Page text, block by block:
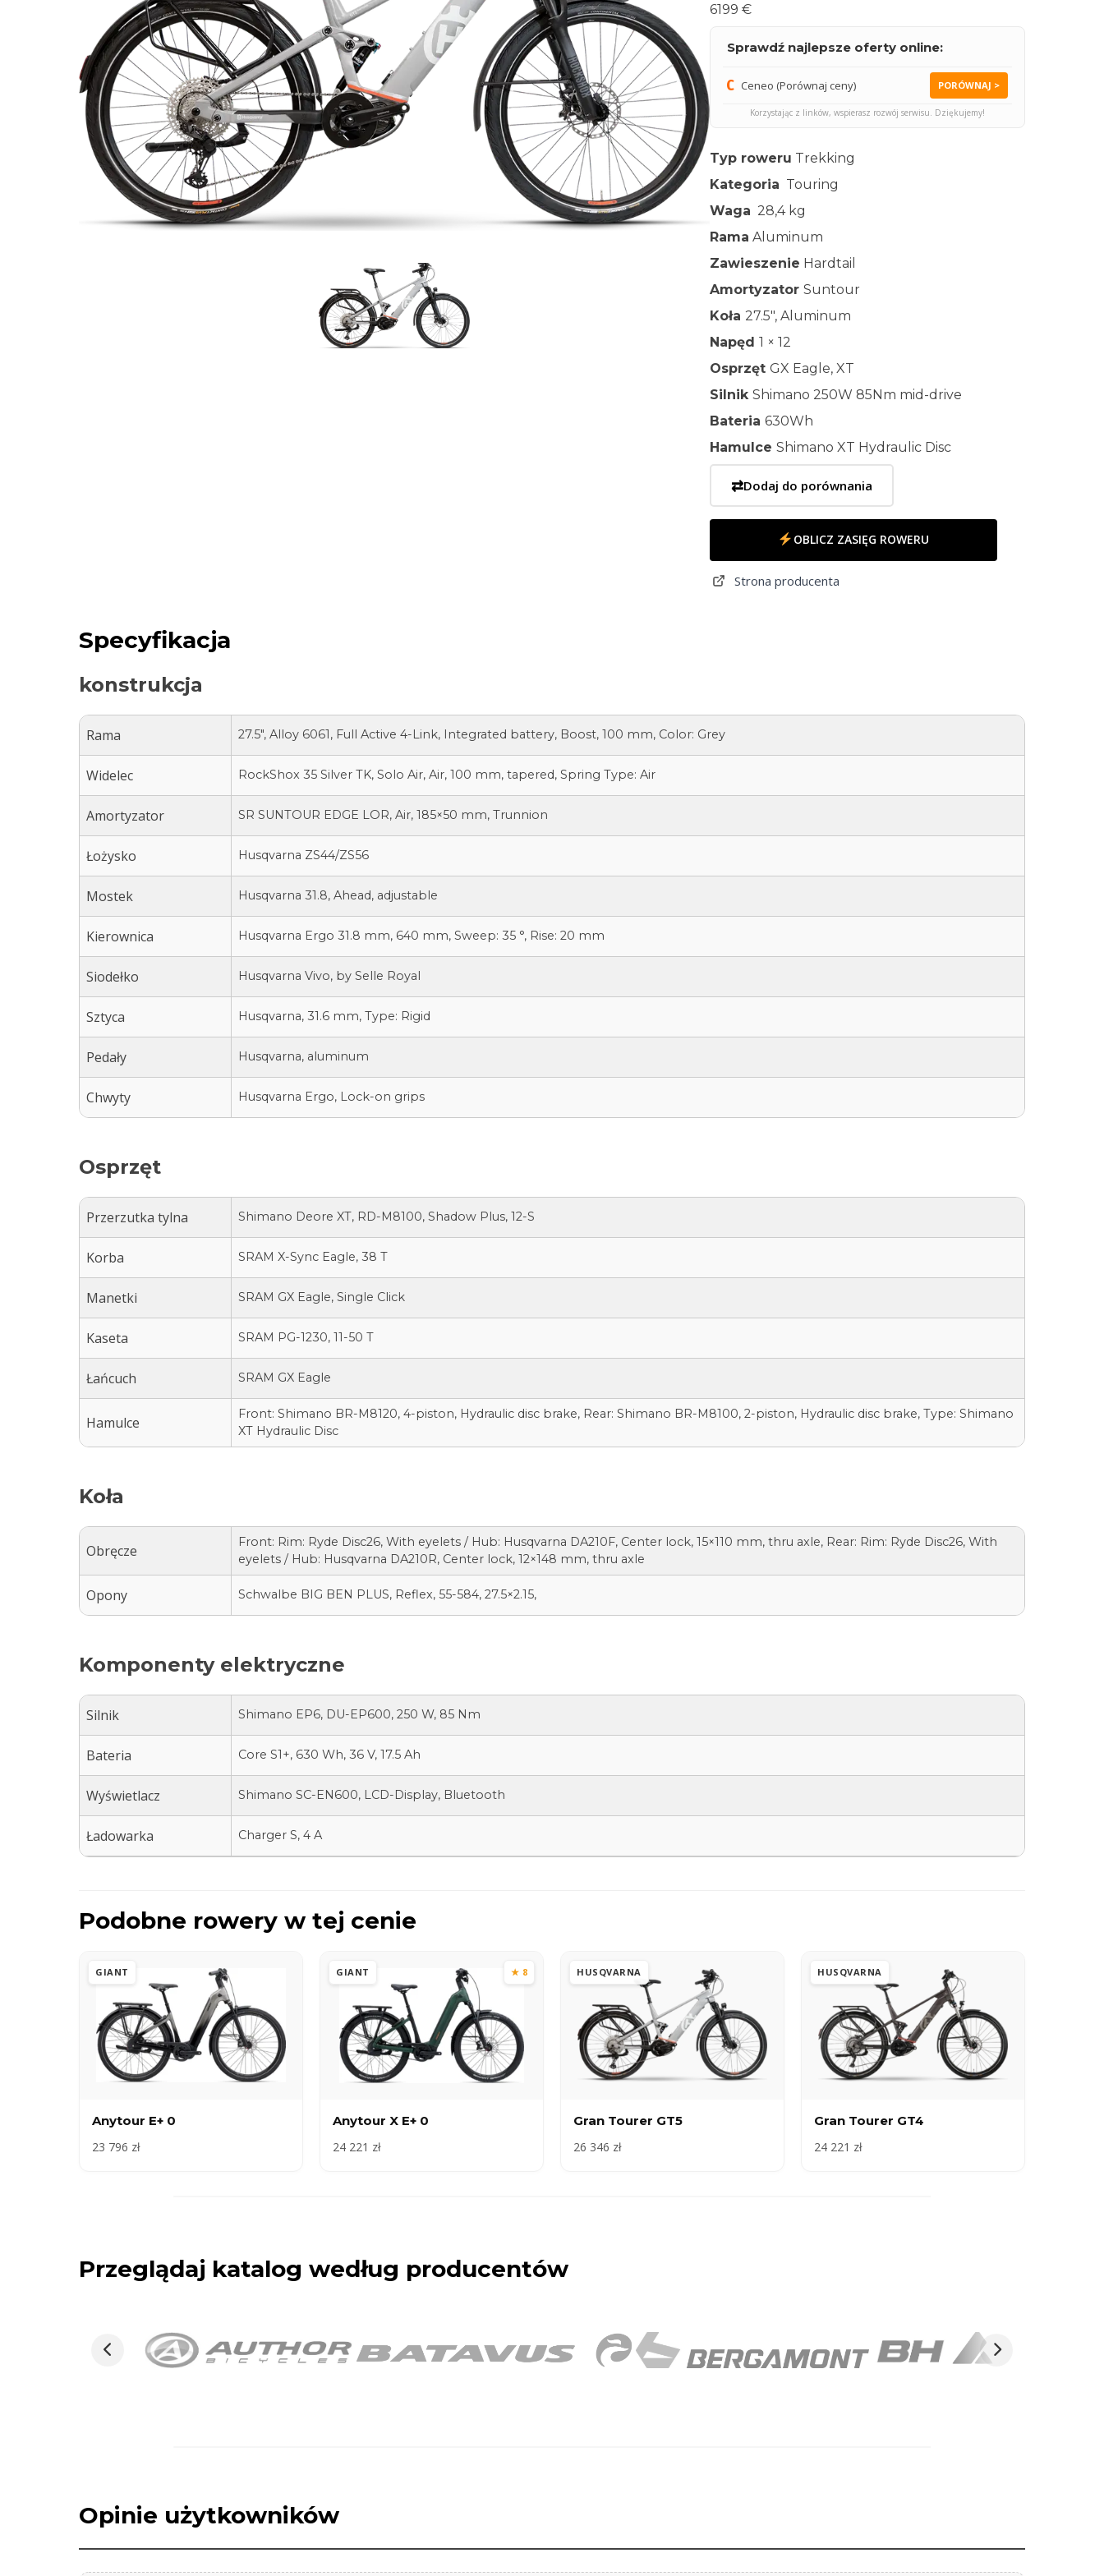
6199 €
Sprawdź najlepsze oferty online:
Ceneo (Porównaj ceny) PORÓWNAJ >
Korzystając z linków, wspierasz rozwój serwisu. Dziękujemy!
Typ roweru Trekking
Kategoria Touring
Waga 28,4 kg
Rama Aluminum
Zawieszenie Hardtail
Amortyzator Suntour
Koła 27.5″, Aluminum
Napęd 1 × 12
Osprzęt GX Eagle, XT
Silnik Shimano 250W 85Nm mid-drive
Bateria 630Wh
Hamulce Shimano XT Hydraulic Disc
⇄Dodaj do porównania
OBLICZ ZASIĘG ROWERU
Strona producenta
Specyfikacja
konstrukcja
Rama 27.5″, Alloy 6061, Full Active 4-Link, Integrated battery, Boost, 100 mm, Color: Grey
Widelec RockShox 35 Silver TK, Solo Air, Air, 100 mm, tapered, Spring Type: Air
Amortyzator SR SUNTOUR EDGE LOR, Air, 185×50 mm, Trunnion
Łożysko Husqvarna ZS44/ZS56
Mostek Husqvarna 31.8, Ahead, adjustable
Kierownica Husqvarna Ergo 31.8 mm, 640 mm, Sweep: 35 °, Rise: 20 mm
Siodełko Husqvarna Vivo, by Selle Royal
Sztyca Husqvarna, 31.6 mm, Type: Rigid
Pedały Husqvarna, aluminum
Chwyty Husqvarna Ergo, Lock-on grips
Osprzęt
Przerzutka tylna Shimano Deore XT, RD-M8100, Shadow Plus, 12-S
Korba SRAM X-Sync Eagle, 38 T
Manetki SRAM GX Eagle, Single Click
Kaseta SRAM PG-1230, 11-50 T
Łańcuch SRAM GX Eagle
Hamulce
Front: Shimano BR-M8120, 4-piston, Hydraulic disc brake, Rear: Shimano BR-M8100, 2-piston, Hydraulic disc brake, Type: Shimano
XT Hydraulic Disc
Koła
Obręcze
Front: Rim: Ryde Disc26, With eyelets / Hub: Husqvarna DA210F, Center lock, 15×110 mm, thru axle, Rear: Rim: Ryde Disc26, With
eyelets / Hub: Husqvarna DA210R, Center lock, 12×148 mm, thru axle
Opony Schwalbe BIG BEN PLUS, Reflex, 55-584, 27.5×2.15,
Komponenty elektryczne
Silnik Shimano EP6, DU-EP600, 250 W, 85 Nm
Bateria Core S1+, 630 Wh, 36 V, 17.5 Ah
Wyświetlacz Shimano SC-EN600, LCD-Display, Bluetooth
Ładowarka Charger S, 4 A
Podobne rowery w tej cenie
GIANT
Anytour E+ 0
23 796 zł
GIANT ★ 8
Anytour X E+ 0
24 221 zł
HUSQVARNA
Gran Tourer GT5
26 346 zł
HUSQVARNA
Gran Tourer GT4
24 221 zł
Przeglądaj katalog według producentów
Opinie użytkowników